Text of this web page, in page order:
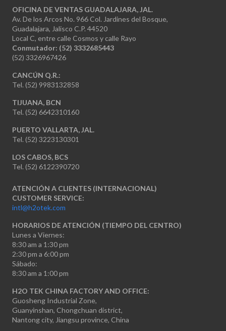
OFICINA DE VENTAS GUADALAJARA, JAL.
Av. De los Arcos No. 966 Col. Jardines del Bosque,
Guadalajara, Jalisco C.P. 44520
Local C, entre calle Cosmos y calle Rayo
Conmutador: (52) 3332685443
(52) 3326967426
CANCÚN Q.R.:
Tel. (52) 9983132858
TIJUANA, BCN
Tel. (52) 6642310160
PUERTO VALLARTA, JAL.
Tel. (52) 3223130301
LOS CABOS, BCS
Tel. (52) 6122390720
ATENCIÓN A CLIENTES (INTERNACIONAL)
CUSTOMER SERVICE:
intl@h2otek.com
HORARIOS DE ATENCIÓN (TIEMPO DEL CENTRO)
Lunes a Viernes:
8:30 am a 1:30 pm
2:30 pm a 6:00 pm
Sábado:
8:30 am a 1:00 pm
H2O TEK CHINA FACTORY AND OFFICE:
Guosheng Industrial Zone,
Guanyinshan, Chongchuan district,
Nantong city, Jiangsu province, China